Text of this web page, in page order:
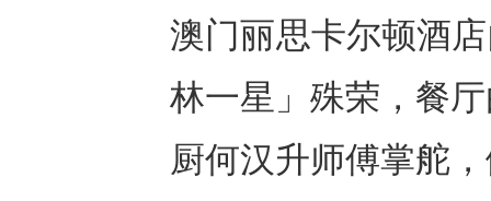
澳门丽思卡尔顿酒
林一星」殊荣，餐
厨何汉升师傅掌舵